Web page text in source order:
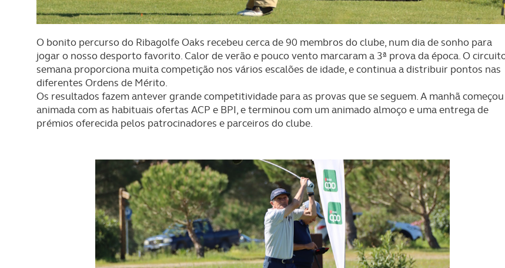
O bonito percurso do Ribagolfe Oaks recebeu cerca de 90 membros do clube, num dia de sonho para
jogar o nosso desporto favorito. Calor de verão e pouco vento marcaram a 3ª prova da época. O
semana proporciona muita competição nos vários escalões de idade, e continua a distribuir pontos nas
diferentes Ordens de Mérito.
Os resultados fazem antever grande competitividade para as provas que se seguem. A manhã começou
animada com as habituais ofertas ACP e BPI, e terminou com um animado almoço e uma entrega de
prémios oferecida pelos patrocinadores e parceiros do clube.